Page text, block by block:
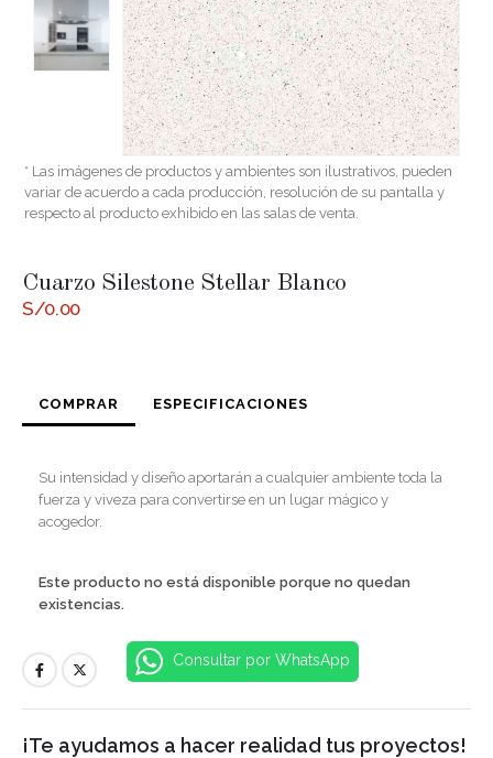
* Las imágenes de productos y ambientes son ilustrativos, pueden
variar de acuerdo a cada producción, resolución de su pantalla y
respecto al producto exhibido en las salas de venta.
Cuarzo Silestone Stellar Blanco
S/0.00
COMPRAR ESPECIFICACIONES
Su intensidad y diseño aportarán a cualquier ambiente toda la
fuerza y ​​viveza para convertirse en un lugar mágico y
acogedor.
Este producto no está disponible porque no quedan
existencias.
Consultar por WhatsApp
¡Te ayudamos a hacer realidad tus proyectos!